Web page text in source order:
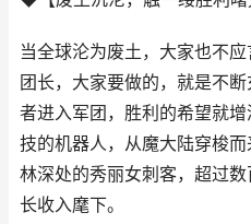
当全球沦为废土，大家也不
团长，大家要做的，就是不
者进入军团，胜利的希望就
技的机器人，从魔大陆穿梭
林深处的秀丽女刺客，超过
长收入麾下。